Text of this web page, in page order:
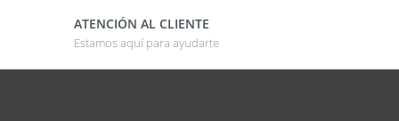
ATENCIÓN AL CLIENTE
Estamos aquí para ayudarte